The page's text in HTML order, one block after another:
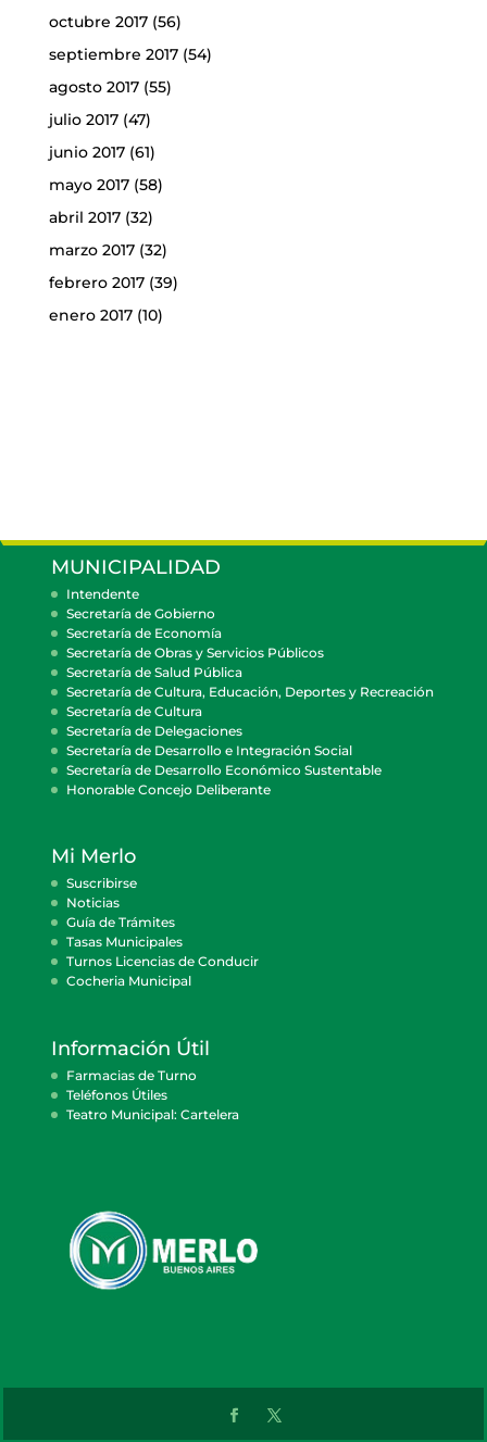
octubre 2017(56)
septiembre 2017(54)
agosto 2017(55)
julio 2017(47)
junio 2017(61)
mayo 2017(58)
abril 2017(32)
marzo 2017(32)
febrero 2017(39)
enero 2017(10)
MUNICIPALIDAD
Intendente
Secretaría de Gobierno
Secretaría de Economía
Secretaría de Obras y Servicios Públicos
Secretaría de Salud Pública
Secretaría de Cultura, Educación, Deportes y Recreación
Secretaría de Cultura
Secretaría de Delegaciones
Secretaría de Desarrollo e Integración Social
Secretaría de Desarrollo Económico Sustentable
Honorable Concejo Deliberante
Mi Merlo
Suscribirse
Noticias
Guía de Trámites
Tasas Municipales
Turnos Licencias de Conducir
Cocheria Municipal
Información Útil
Farmacias de Turno
Teléfonos Útiles
Teatro Municipal: Cartelera